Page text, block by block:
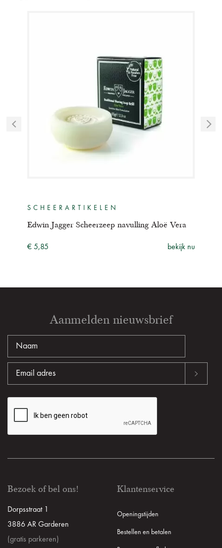
SCHEERARTIKELEN
Edwin Jagger Scheerzeep navulling Aloë Vera
€ 5,85 bekijk nu
Aanmelden nieuwsbrief
Bezoek of bel ons!
Dorpsstraat 1
3886 AR Garderen
(gratis parkeren)
Klantenservice
Openingstijden
Bestellen en betalen